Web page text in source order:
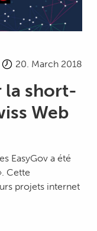
20. March 2018
la short-
Web
EasyGov a été
Cette
projets internet